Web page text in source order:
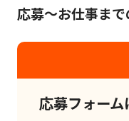
応募～お仕事ま
応募フォー